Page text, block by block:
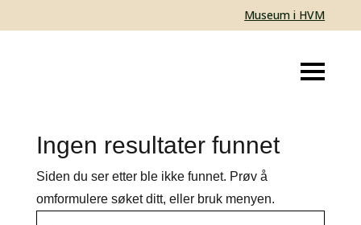
Museum i HVM
Ingen resultater funnet
Siden du ser etter ble ikke funnet. Prøv å
omformulere søket ditt, eller bruk menyen.